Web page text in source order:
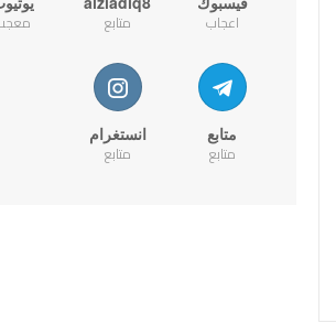
اعجاب متابع
متابع
متابع
انستغرام
متابع